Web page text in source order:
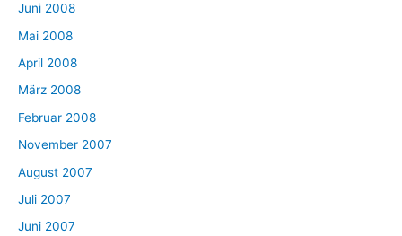
Juni 2008
Mai 2008
April 2008
März 2008
Februar 2008
November 2007
August 2007
Juli 2007
Juni 2007